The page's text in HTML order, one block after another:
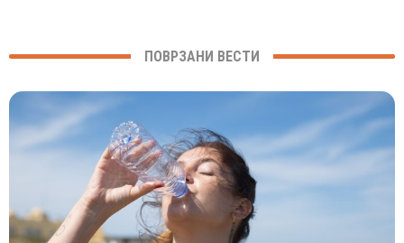
ПОВРЗАНИ ВЕСТИ